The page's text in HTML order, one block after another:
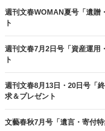
週刊文春WOMAN夏号「遺贈
ト
週刊文春7月2日号「資産運用
ト
週刊文春8月13日・20日号「
求＆プレゼント
文藝春秋7月号「遺言・寄付